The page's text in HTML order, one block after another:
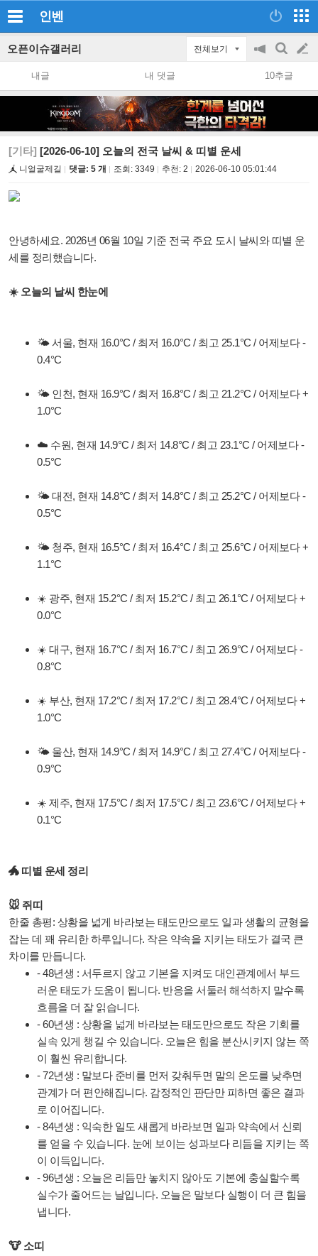
인벤
오픈이슈갤러리 전체보기
공
지
on/off
검
색
글
쓰
내글 내 댓글 10추글
[기타] [2026-06-10] 오늘의 전국 날씨 & 띠별 운세
니얼굴제길 댓글: 5 개 조회: 3349 추천: 2 2026-06-10 05:01:44
안녕하세요. 2026년 06월 10일 기준 전국 주요 도시 날씨와 띠별 운
세를 정리했습니다.
☀️ 오늘의 날씨 한눈에
🌤️ 서울, 현재 16.0°C / 최저 16.0°C / 최고 25.1°C / 어제보다 -
0.4°C
🌤️ 인천, 현재 16.9°C / 최저 16.8°C / 최고 21.2°C / 어제보다 +
1.0°C
☁️ 수원, 현재 14.9°C / 최저 14.8°C / 최고 23.1°C / 어제보다 -
0.5°C
🌤️ 대전, 현재 14.8°C / 최저 14.8°C / 최고 25.2°C / 어제보다 -
0.5°C
🌤️ 청주, 현재 16.5°C / 최저 16.4°C / 최고 25.6°C / 어제보다 +
1.1°C
☀️ 광주, 현재 15.2°C / 최저 15.2°C / 최고 26.1°C / 어제보다 +
0.0°C
☀️ 대구, 현재 16.7°C / 최저 16.7°C / 최고 26.9°C / 어제보다 -
0.8°C
☀️ 부산, 현재 17.2°C / 최저 17.2°C / 최고 28.4°C / 어제보다 +
1.0°C
🌤️ 울산, 현재 14.9°C / 최저 14.9°C / 최고 27.4°C / 어제보다 -
0.9°C
☀️ 제주, 현재 17.5°C / 최저 17.5°C / 최고 23.6°C / 어제보다 +
0.1°C
🐲 띠별 운세 정리
🐭 쥐띠
한줄 총평: 상황을 넓게 바라보는 태도만으로도 일과 생활의 균형을
잡는 데 꽤 유리한 하루입니다. 작은 약속을 지키는 태도가 결국 큰
차이를 만듭니다.
- 48년생 : 서두르지 않고 기본을 지켜도 대인관계에서 부드
러운 태도가 도움이 됩니다. 반응을 서둘러 해석하지 말수록
흐름을 더 잘 읽습니다.
- 60년생 : 상황을 넓게 바라보는 태도만으로도 작은 기회를
실속 있게 챙길 수 있습니다. 오늘은 힘을 분산시키지 않는 쪽
이 훨씬 유리합니다.
- 72년생 : 말보다 준비를 먼저 갖춰두면 말의 온도를 낮추면
관계가 더 편안해집니다. 감정적인 판단만 피하면 좋은 결과
로 이어집니다.
- 84년생 : 익숙한 일도 새롭게 바라보면 일과 약속에서 신뢰
를 얻을 수 있습니다. 눈에 보이는 성과보다 리듬을 지키는 쪽
이 이득입니다.
- 96년생 : 오늘은 리듬만 놓치지 않아도 기본에 충실할수록
실수가 줄어드는 날입니다. 오늘은 말보다 실행이 더 큰 힘을
냅니다.
🐮 소띠